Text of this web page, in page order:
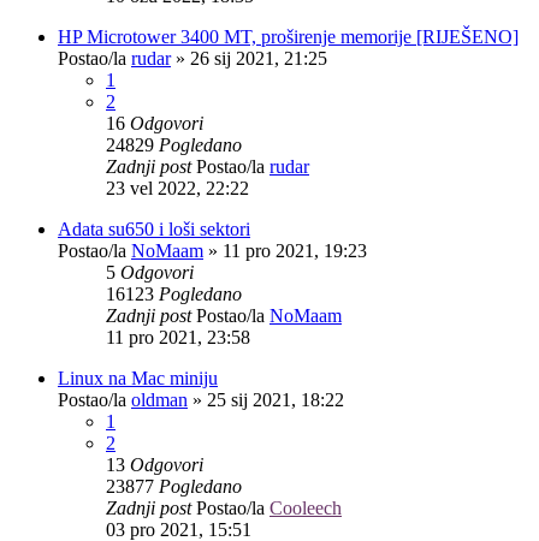
HP Microtower 3400 MT, proširenje memorije [RIJEŠENO]
Postao/la rudar» 26 sij 2021, 21:25
1
2
16 Odgovori
24829 Pogledano
Zadnji postPostao/la rudar
23 vel 2022, 22:22
Adata su650 i loši sektori
Postao/la NoMaam » 11 pro 2021, 19:23
5 Odgovori
16123 Pogledano
Zadnji postPostao/la NoMaam
11 pro 2021, 23:58
Linux na Mac miniju
Postao/la oldman » 25 sij 2021, 18:22
1
2
13 Odgovori
23877 Pogledano
Zadnji postPostao/la Cooleech
03 pro 2021, 15:51